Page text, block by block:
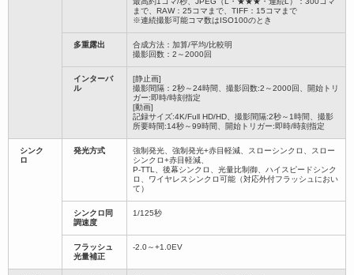
まで、RAW：25コマまで、TIFF：15コマまで
※連続撮影可能コマ数はISO100のとき
多重露出
合成方法：加算/平均/比較明
撮影回数：2～2000回
インターバ
ル
[静止画]
撮影間隔：2秒～24時間、撮影回数:2～2000回、開始トリ
ガー:即時/時刻指定
[動画]
記録サイズ:4K/Full HD/HD、撮影間隔:2秒～1時間、撮影
所要時間:14秒～99時間、開始トリガー:即時/時刻指定
シンク
ロ
発光方式
強制発光、強制発光+赤目軽減、スローシンクロ、スロー
シンクロ+赤目軽減、
P-TTL、後幕シンクロ、光量比制御、ハイスピードシンク
ロ、ワイヤレスシンクロ可能（対応外付フラッシュにおい
て）
シンクロ同
調速度
1/125秒
フラッシュ
光量補正
-2.0～+1.0EV